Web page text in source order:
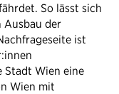
So lässt sich
Ausbau der
ist
Stadt Wien eine
Wien mit